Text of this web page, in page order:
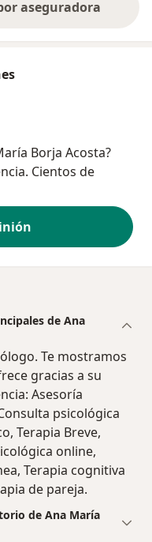
aseguradora
Borja Acosta?
Cientos de
de Ana
Te mostramos
gracias a su
Asesoría
psicológica
Terapia Breve,
online,
Terapia cognitiva
de pareja.
de Ana María